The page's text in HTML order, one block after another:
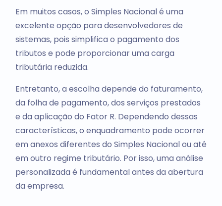
Em muitos casos, o Simples Nacional é uma
excelente opção para desenvolvedores de
sistemas, pois simplifica o pagamento dos
tributos e pode proporcionar uma carga
tributária reduzida.
Entretanto, a escolha depende do faturamento,
da folha de pagamento, dos serviços prestados
e da aplicação do Fator R. Dependendo dessas
características, o enquadramento pode ocorrer
em anexos diferentes do Simples Nacional ou até
em outro regime tributário. Por isso, uma análise
personalizada é fundamental antes da abertura
da empresa.